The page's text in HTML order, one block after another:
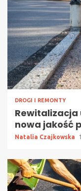
DROGI I REMONTY
Rewitalizacja
nowa jakość
Natalia Czajkowska